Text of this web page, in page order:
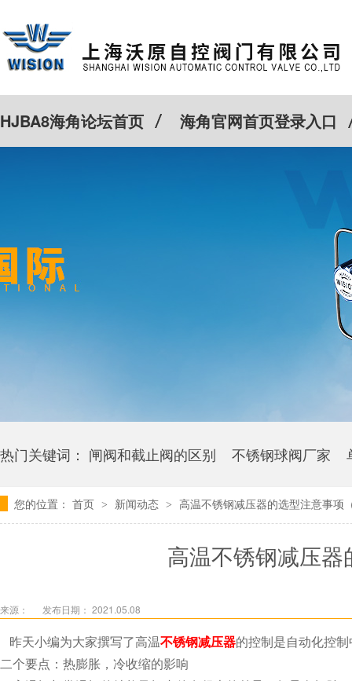
HJBA8海角论坛首页 海角官网首页登录入口
热门关键词： 闸阀和截止阀的区别 不锈钢球阀厂家
卫生级海角社区APP官网版多少钱
您的位置： 首页 > 新闻动态 > 高温不锈钢减压器的选型注意事项
高温不锈钢减压
来源： 发布日期： 2021.05.08
昨天小编为大家撰写了高温不锈钢减压器的控制是自动化控制
二个要点： 热膨胀，冷收缩的影响